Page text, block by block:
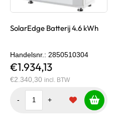
SolarEdge Batterij 4.6 kWh
Handelsnr. : 2850510304
€1.934,13
€2.340,30 incl. BTW
- +